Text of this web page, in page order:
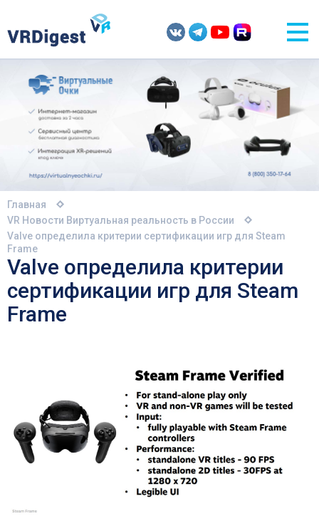
Главная
VR Новости Виртуальная реальность в России
Valve определила критерии сертификации игр для Steam
Frame
Valve определила критерии
сертификации игр для Steam
Frame